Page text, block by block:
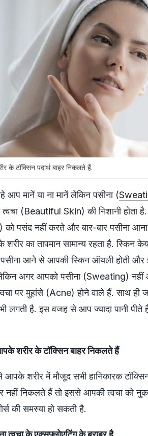
के टॉक्सिन पदार्थ बाहर निकलते हैं.
आप मानें या ना मानें लेकिन पसीना (
(Beautiful Skin) की निशानी होता है.
पसंद नहीं करते और बार-बार पसीना
का तापमान सामान्य रहता है. स्किन
पसीना आने से आपकी स्किन ऑयली होती
अगर आपको पसीना (Sweating) नहीं
पर मुहांसे (Acne) होने वाले हैं. साथ
लगती है. इस वजह से आप ज्यादा पानी
शरीर के टॉक्सिन बाहर निकलते हैं
शरीर में मौजूद सभी हानिकारक
नहीं निकलते हैं तो इससे आपकी त्वचा को
की समस्या हो सकती है.